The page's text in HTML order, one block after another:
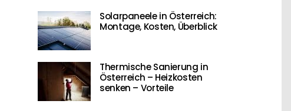
Solarpaneele in Österreich:
Montage, Kosten, Überblick
Thermische Sanierung in
Österreich – Heizkosten
senken – Vorteile